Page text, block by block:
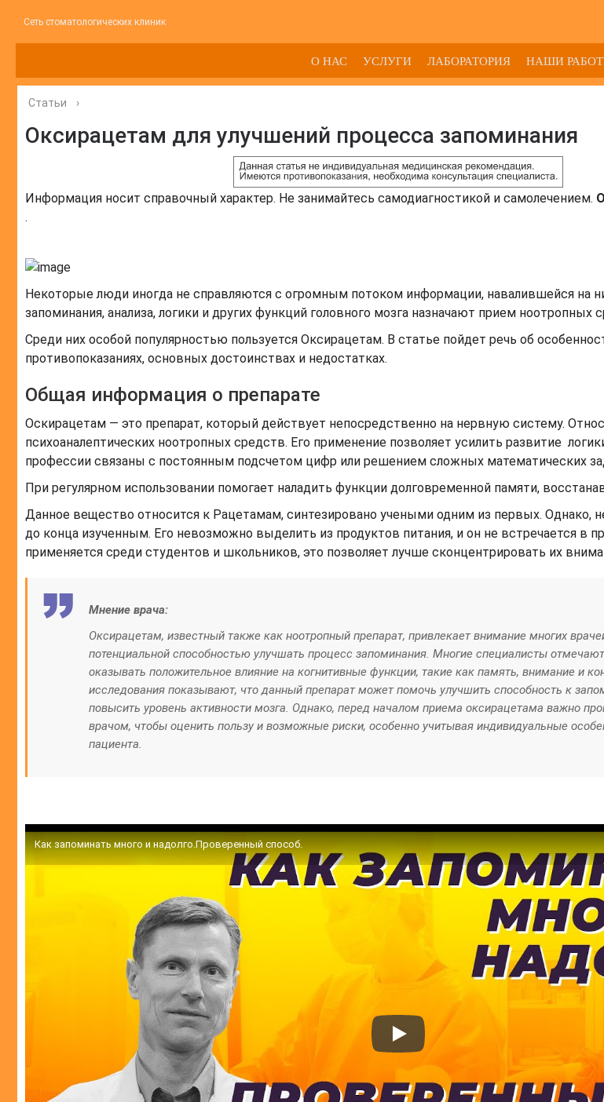
Сеть стоматологических клиник
О НАС УСЛУГИ ЛАБОРАТОРИЯ НАШИ
Статьи ›
Оксирацетам для улучшений процесса запоминания
Информация носит справочный характер. Не занимайтесь самодиагностикой и самолечением.
.
Некоторые люди иногда не справляются с огромным потоком информации, навалившейся на
запоминания, анализа, логики и других функций головного мозга назначают прием ноотропных
Среди них особой популярностью пользуется Оксирацетам. В статье пойдет речь об
противопоказаниях, основных достоинствах и недостатках.
Общая информация о препарате
Оскирацетам — это препарат, который действует непосредственно на нервную систему.
психоаналептических ноотропных средств. Его применение позволяет усилить развитие
профессии связаны с постоянным подсчетом цифр или решением сложных математических
При регулярном использовании помогает наладить функции долговременной памяти,
Данное вещество относится к Рацетамам, синтезировано учеными одним из первых. Однако,
до конца изученным. Его невозможно выделить из продуктов питания, и он не встречается в
применяется среди студентов и школьников, это позволяет лучше сконцентрировать их
Мнение врача:
Оксирацетам, известный также как ноотропный препарат, привлекает внимание многих
потенциальной способностью улучшать процесс запоминания. Многие специалисты
оказывать положительное влияние на когнитивные функции, такие как память, внимание и
исследования показывают, что данный препарат может помочь улучшить способность к
повысить уровень активности мозга. Однако, перед началом приема оксирацетама важно
врачом, чтобы оценить пользу и возможные риски, особенно учитывая индивидуальные
пациента.
Как запоминать много и надолго.Проверенный способ.